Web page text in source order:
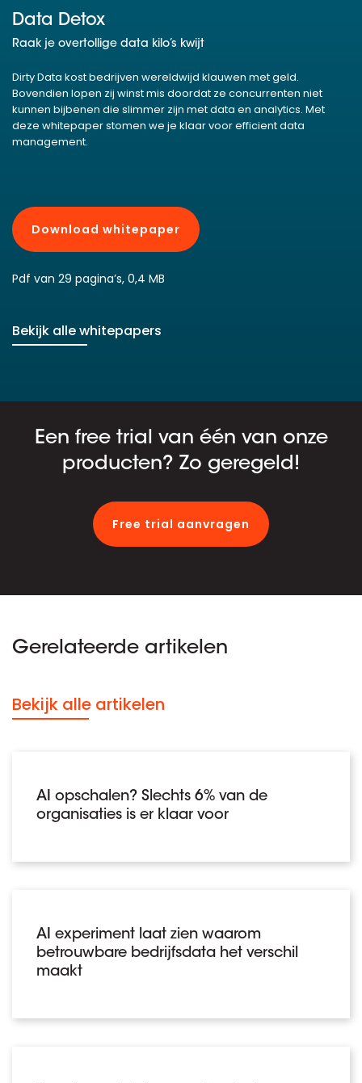
Data Detox
Raak je overtollige data kilo’s kwijt
Dirty Data kost bedrijven wereldwijd klauwen met geld.
Bovendien lopen zij winst mis doordat ze concurrenten niet
kunnen bijbenen die slimmer zijn met data en analytics. Met
deze whitepaper stomen we je klaar voor efficient data
management.
Download whitepaper
Pdf van 29 pagina’s, 0,4 MB
Bekijk alle whitepapers
Een free trial van één van onze
producten? Zo geregeld!
Free trial aanvragen
Gerelateerde artikelen
Bekijk alle artikelen
AI opschalen? Slechts 6% van de
organisaties is er klaar voor
AI experiment laat zien waarom
betrouwbare bedrijfsdata het verschil
maakt